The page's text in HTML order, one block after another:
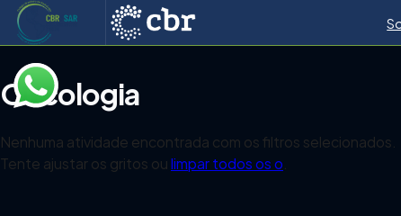
Oncologia
Nenhuma atividade encontrada com os filtros selecionados.
Tente ajustar os gritos oulimpar todos os o.